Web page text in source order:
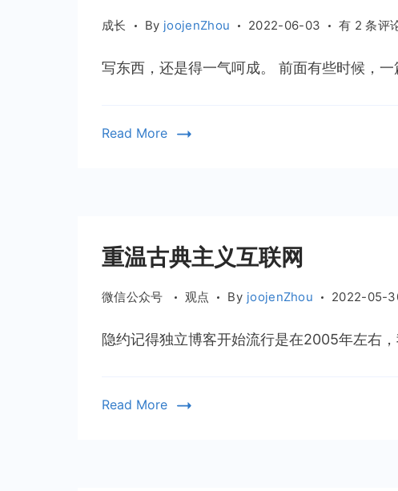
成长 By joojenZhou 2022-06-03
写
还
有 2 条评
写东西，还是得一气呵成。 前面有些时候，
Read More
重温古典主义互联网
微信公众号 观点 By joojenZhou 2022-05-
隐约记得独立博客开始流行是在2005年左右
Read More